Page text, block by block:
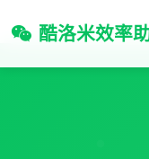
酷洛米效率